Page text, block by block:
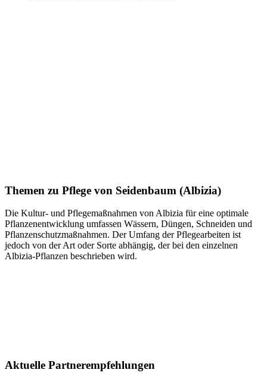
Themen zu Pflege von Seidenbaum (Albizia)
Die Kultur- und Pflegemaßnahmen von Albizia für eine optimale
Pflanzenentwicklung umfassen Wässern, Düngen, Schneiden und
Pflanzenschutzmaßnahmen. Der Umfang der Pflegearbeiten ist
jedoch von der Art oder Sorte abhängig, der bei den einzelnen
Albizia-Pflanzen beschrieben wird.
Aktuelle Partnerempfehlungen